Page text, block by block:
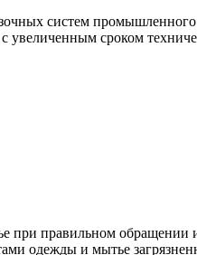
систем
увеличенным сроком
при правильном обращении
одежды и мытье